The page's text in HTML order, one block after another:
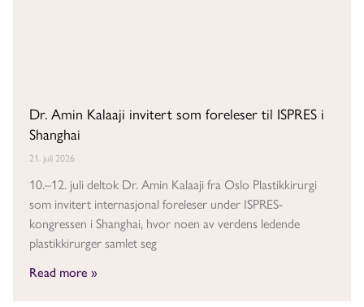
Dr. Amin Kalaaji invitert som foreleser til ISPRES i
Shanghai
21. juli 2026
10.–12. juli deltok Dr. Amin Kalaaji fra Oslo Plastikkirurgi
som invitert internasjonal foreleser under ISPRES-
kongressen i Shanghai, hvor noen av verdens ledende
plastikkirurger samlet seg
Read more »